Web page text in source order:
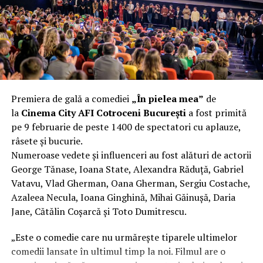
fier vechi a doua zi. Asta ca să fie clar de la început: nu
vorbim despre preferințe estetice, ci despre
funcționalitate reală.
Aluminiul, pe scurt: ușor,
rezistent la coroziune, dar cu
nuanțe
Aluminiul e materialul care apare primul în conversație
când cineva caută un pavilion ușor. Și pe bună dreptate.
Densitatea aluminiului e de aproximativ 2,7 g/cm³, față
de circa 7,8 g/cm³ pentru oțel. Practic, la un volum
identic, aluminiul cântărește cam o treime din greutatea
oțelului. Pentru oricine transportă, montează și
demontează frecvent o structură, diferența asta se
simte enorm.
Premiera de gală a comediei „În pielea mea” de
la Cinema City AFI Cotroceni Bucureștia fost primită
pe 9 februarie de peste 1400 de spectatori cu aplauze,
râsete și bucurie.
Numeroase vedete și influenceri au fost alături de actorii
George Tănase, Ioana State, Alexandra Răduță, Gabriel
Vatavu, Vlad Gherman, Oana Gherman, Sergiu Costache,
Azaleea Necula, Ioana Ginghină, Mihai Găinușă, Daria
Jane, Cătălin Coșarcă și Toto Dumitrescu.
„Este o comedie care nu urmărește tiparele ultimelor
comedii lansate în ultimul timp la noi. Filmul are o